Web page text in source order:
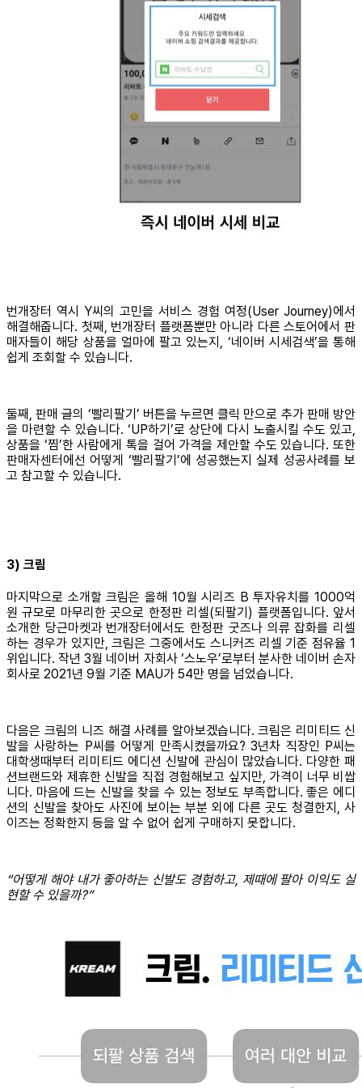
번개장터 역시 Y씨의 고민을 서비스 경험 여정(User Journey)에서
해결해줍니다. 첫째, 번개장터 플랫폼뿐만 아니라 다른 스토어에서 판
매자들이 해당 상품을 얼마에 팔고 있는지, ‘네이버 시세검색’을 통해
쉽게 조회할 수 있습니다.
둘째, 판매 글의 ‘빨리팔기’ 버튼을 누르면 클릭 만으로 추가 판매 방안
을 마련할 수 있습니다. ‘UP하기’로 상단에 다시 노출시킬 수도 있고,
상품을 ‘찜’한 사람에게 톡을 걸어 가격을 제안할 수도 있습니다. 또한
판매자센터에선 어떻게 ‘빨리팔기’에 성공했는지 실제 성공사례를 보
고 참고할 수 있습니다.
3) 크림
마지막으로 소개할 크림은 올해 10월 시리즈 B 투자유치를 1000억
원 규모로 마무리한 곳으로 한정판 리셀(되팔기) 플랫폼입니다. 앞서
소개한 당근마켓과 번개장터에서도 한정판 굿즈나 의류 잡화를 리셀
하는 경우가 있지만, 크림은 그중에서도 스니커즈 리셀 기준 점유율 1
위입니다. 작년 3월 네이버 자회사 ‘스노우’로부터 분사한 네이버 손자
회사로 2021년 9월 기준 MAU가 54만 명을 넘었습니다.
다음은 크림의 니즈 해결 사례를 알아보겠습니다. 크림은 리미티드 신
발을 사랑하는 P씨를 어떻게 만족시켰을까요?3년차 직장인 P씨는
대학생때부터 리미티드 에디션 신발에 관심이 많았습니다. 다양한 패
션브랜드와 제휴한 신발을 직접 경험해보고 싶지만, 가격이 너무 비쌉
니다. 마음에 드는 신발을 찾을 수 있는 정보도 부족합니다. 좋은 에디
션의 신발을 찾아도 사진에 보이는 부분 외에 다른 곳도 청결한지, 사
이즈는 정확한지 등을 알 수 없어 쉽게 구매하지 못합니다.
“어떻게 해야 내가 좋아하는 신발도 경험하고, 제때에 팔아 이익도 실
현할 수 있을까?”